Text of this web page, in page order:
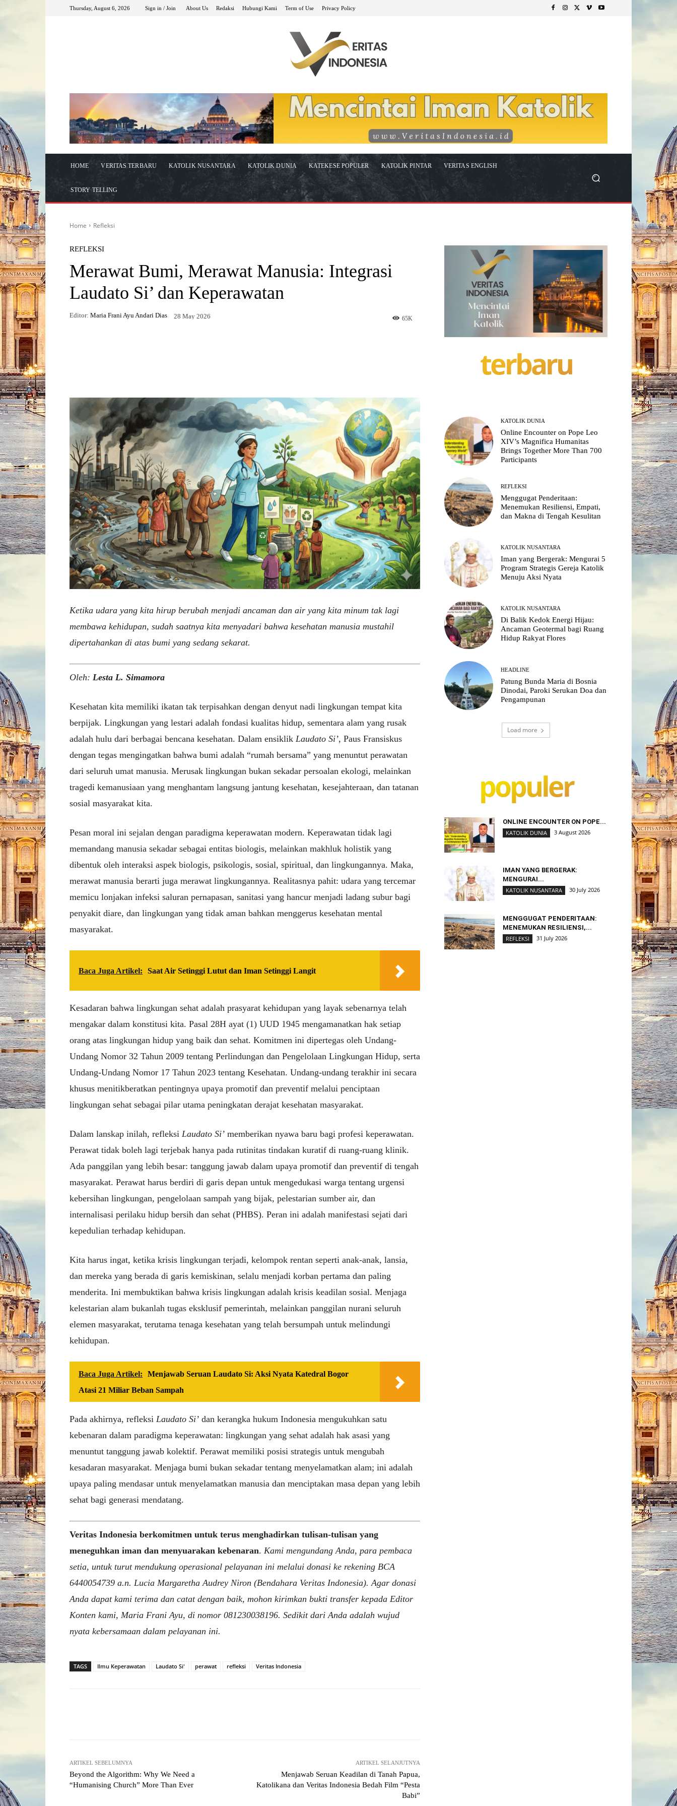
Thursday, August 6, 2026 Sign in / Join About Us Redaksi Hubungi Kami Term of Use Privacy Policy
HOME VERITAS TERBARU KATOLIK NUSANTARA KATOLIK DUNIA KATEKESE POPULER KATOLIK PINTAR VERITAS ENGLISH
STORY TELLING
Home Refleksi
REFLEKSI
Merawat Bumi, Merawat Manusia: Integrasi
Laudato Si’ dan Keperawatan
65K
Editor: Maria Frani Ayu Andari Dias 28 May 2026
Ketika udara yang kita hirup berubah menjadi ancaman dan air yang kita minum tak lagi
membawa kehidupan, sudah saatnya kita menyadari bahwa kesehatan manusia mustahil
dipertahankan di atas bumi yang sedang sekarat.
Oleh: Lesta L. Simamora
Kesehatan kita memiliki ikatan tak terpisahkan dengan denyut nadi lingkungan tempat kita
berpijak. Lingkungan yang lestari adalah fondasi kualitas hidup, sementara alam yang rusak
adalah hulu dari berbagai bencana kesehatan. Dalam ensiklik Laudato Si’, Paus Fransiskus
dengan tegas mengingatkan bahwa bumi adalah “rumah bersama” yang menuntut perawatan
dari seluruh umat manusia. Merusak lingkungan bukan sekadar persoalan ekologi, melainkan
tragedi kemanusiaan yang menghantam langsung jantung kesehatan, kesejahteraan, dan tatanan
sosial masyarakat kita.
Pesan moral ini sejalan dengan paradigma keperawatan modern. Keperawatan tidak lagi
memandang manusia sekadar sebagai entitas biologis, melainkan makhluk holistik yang
dibentuk oleh interaksi aspek biologis, psikologis, sosial, spiritual, dan lingkungannya. Maka,
merawat manusia berarti juga merawat lingkungannya. Realitasnya pahit: udara yang tercemar
memicu lonjakan infeksi saluran pernapasan, sanitasi yang hancur menjadi ladang subur bagi
penyakit diare, dan lingkungan yang tidak aman bahkan menggerus kesehatan mental
masyarakat.
Baca Juga Artikel: Saat Air Setinggi Lutut dan Iman Setinggi Langit
Kesadaran bahwa lingkungan sehat adalah prasyarat kehidupan yang layak sebenarnya telah
mengakar dalam konstitusi kita. Pasal 28H ayat (1) UUD 1945 mengamanatkan hak setiap
orang atas lingkungan hidup yang baik dan sehat. Komitmen ini dipertegas oleh Undang-
Undang Nomor 32 Tahun 2009 tentang Perlindungan dan Pengelolaan Lingkungan Hidup, serta
Undang-Undang Nomor 17 Tahun 2023 tentang Kesehatan. Undang-undang terakhir ini secara
khusus menitikberatkan pentingnya upaya promotif dan preventif melalui penciptaan
lingkungan sehat sebagai pilar utama peningkatan derajat kesehatan masyarakat.
Dalam lanskap inilah, refleksi Laudato Si’ memberikan nyawa baru bagi profesi keperawatan.
Perawat tidak boleh lagi terjebak hanya pada rutinitas tindakan kuratif di ruang-ruang klinik.
Ada panggilan yang lebih besar: tanggung jawab dalam upaya promotif dan preventif di tengah
masyarakat. Perawat harus berdiri di garis depan untuk mengedukasi warga tentang urgensi
kebersihan lingkungan, pengelolaan sampah yang bijak, pelestarian sumber air, dan
internalisasi perilaku hidup bersih dan sehat (PHBS). Peran ini adalah manifestasi sejati dari
kepedulian terhadap kehidupan.
Kita harus ingat, ketika krisis lingkungan terjadi, kelompok rentan seperti anak-anak, lansia,
dan mereka yang berada di garis kemiskinan, selalu menjadi korban pertama dan paling
menderita. Ini membuktikan bahwa krisis lingkungan adalah krisis keadilan sosial. Menjaga
kelestarian alam bukanlah tugas eksklusif pemerintah, melainkan panggilan nurani seluruh
elemen masyarakat, terutama tenaga kesehatan yang telah bersumpah untuk melindungi
kehidupan.
Baca Juga Artikel:
Menjawab Seruan Laudato Si: Aksi Nyata Katedral Bogor
Atasi 21 Miliar Beban Sampah
Pada akhirnya, refleksi Laudato Si’ dan kerangka hukum Indonesia mengukuhkan satu
kebenaran dalam paradigma keperawatan: lingkungan yang sehat adalah hak asasi yang
menuntut tanggung jawab kolektif. Perawat memiliki posisi strategis untuk mengubah
kesadaran masyarakat. Menjaga bumi bukan sekadar tentang menyelamatkan alam; ini adalah
upaya paling mendasar untuk menyelamatkan manusia dan menciptakan masa depan yang lebih
sehat bagi generasi mendatang.
Veritas Indonesia berkomitmen untuk terus menghadirkan tulisan-tulisan yang
meneguhkan iman dan menyuarakan kebenaran. Kami mengundang Anda, para pembaca
setia, untuk turut mendukung operasional pelayanan ini melalui donasi ke rekening BCA
6440054739 a.n. Lucia Margaretha Audrey Niron (Bendahara Veritas Indonesia). Agar donasi
Anda dapat kami terima dan catat dengan baik, mohon kirimkan bukti transfer kepada Editor
Konten kami, Maria Frani Ayu, di nomor 081230038196. Sedikit dari Anda adalah wujud
nyata kebersamaan dalam pelayanan ini.
TAGS Ilmu Keperawatan Laudato Si' perawat refleksi Veritas Indonesia
ARTIKEL SEBELUMNYA
Beyond the Algorithm: Why We Need a
“Humanising Church” More Than Ever
ARTIKEL SELANJUTNYA
Menjawab Seruan Keadilan di Tanah Papua,
Katolikana dan Veritas Indonesia Bedah Film “Pesta
Babi”
terbaru
KATOLIK DUNIA
Online Encounter on Pope Leo
XIV’s Magnifica Humanitas
Brings Together More Than 700
Participants
REFLEKSI
Menggugat Penderitaan:
Menemukan Resiliensi, Empati,
dan Makna di Tengah Kesulitan
KATOLIK NUSANTARA
Iman yang Bergerak: Mengurai 5
Program Strategis Gereja Katolik
Menuju Aksi Nyata
KATOLIK NUSANTARA
Di Balik Kedok Energi Hijau:
Ancaman Geotermal bagi Ruang
Hidup Rakyat Flores
HEADLINE
Patung Bunda Maria di Bosnia
Dinodai, Paroki Serukan Doa dan
Pengampunan
Load more
populer
ONLINE ENCOUNTER ON POPE...
KATOLIK DUNIA
3 August 2026
IMAN YANG BERGERAK:
MENGURAI...
KATOLIK NUSANTARA
30 July 2026
MENGGUGAT PENDERITAAN:
MENEMUKAN RESILIENSI,...
REFLEKSI
31 July 2026